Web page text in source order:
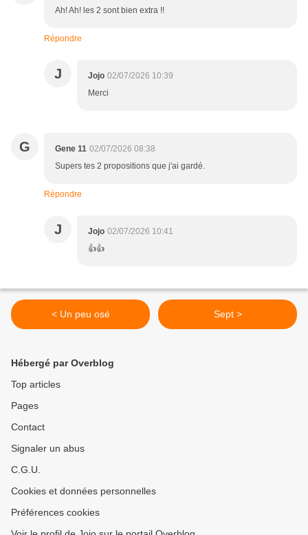
Ah! Ah! les 2 sont bien extra !!
Répondre
J Jojo 02/07/2026 10:39
Merci
G Gene 11 02/07/2026 08:38
Supers tes 2 propositions que j'ai gardé.
Répondre
J Jojo 02/07/2026 10:41
👍👍
< Un peu osé Sept >
Hébergé par Overblog
Top articles
Pages
Contact
Signaler un abus
C.G.U.
Cookies et données personnelles
Préférences cookies